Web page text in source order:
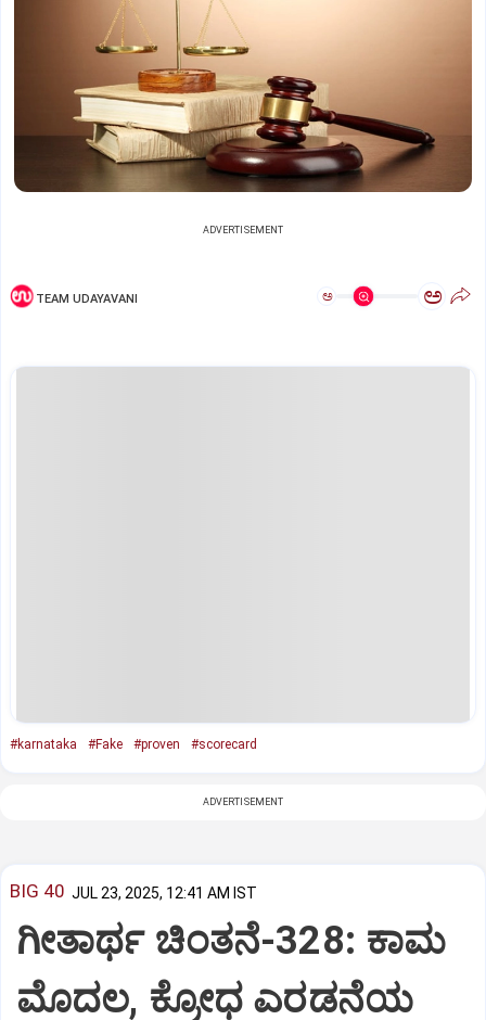
ADVERTISEMENT
TEAM UDAYAVANI ಅ ಅ
#karnataka #Fake #proven #scorecard
ADVERTISEMENT
BIG 40 JUL 23, 2025, 12:41 AM IST
ಗೀತಾರ್ಥ ಚಿಂತನೆ-328: ಕಾಮ
ಮೊದಲ, ಕ್ರೋಧ ಎರಡನೆಯ